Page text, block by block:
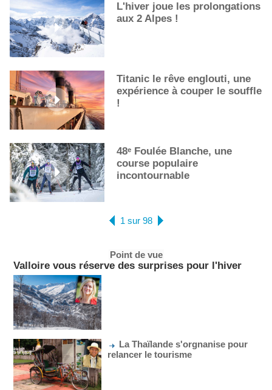
L'hiver joue les prolongations
aux 2 Alpes !
Titanic le rêve englouti, une
expérience à couper le souffle
!
48ᵉ Foulée Blanche, une
course populaire
incontournable
1 sur 98
Point de vue
Valloire vous réserve des surprises pour l'hiver
La Thaïlande s'orgnanise pour
relancer le tourisme